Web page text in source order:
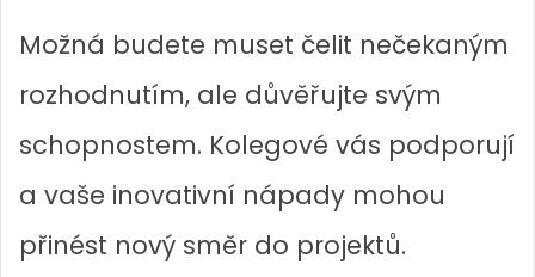
Možná budete muset čelit nečekaným
rozhodnutím, ale důvěřujte svým
schopnostem. Kolegové vás podporují
a vaše inovativní nápady mohou
přinést nový směr do projektů.